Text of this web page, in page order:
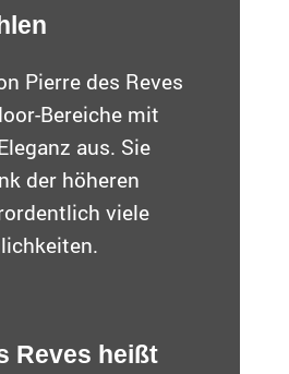
Pierre des Reves
Bereiche mit
aus. Sie
der höheren
viele
Reves heißt